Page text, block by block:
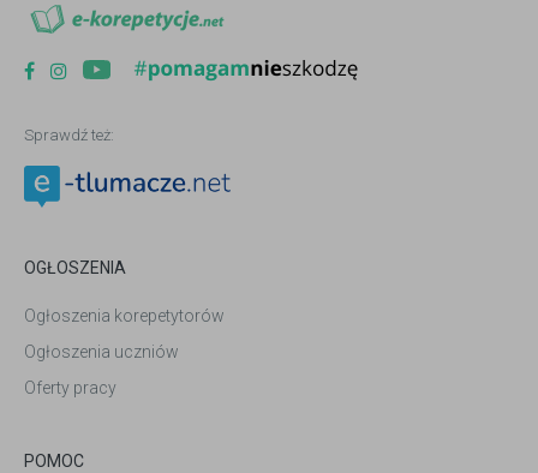
Sprawdź też:
OGŁOSZENIA
Ogłoszenia korepetytorów
Ogłoszenia uczniów
Oferty pracy
POMOC